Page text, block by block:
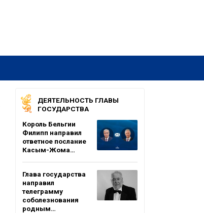
ДЕЯТЕЛЬНОСТЬ ГЛАВЫ
ГОСУДАРСТВА
Король Бельгии
Филипп направил
ответное послание
Касым-Жома…
Глава государства
направил
телеграмму
соболезнования
родным…